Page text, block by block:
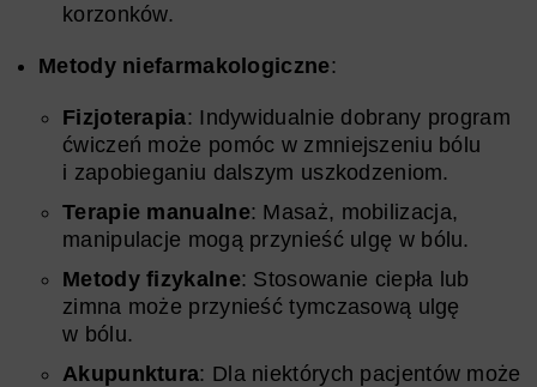
korzonków.
Metody niefarmakologiczne:
Fizjoterapia: Indywidualnie dobrany program
ćwiczeń może pomóc w zmniejszeniu bólu
i zapobieganiu dalszym uszkodzeniom.
Terapie manualne: Masaż, mobilizacja,
manipulacje mogą przynieść ulgę w bólu.
Metody fizykalne: Stosowanie ciepła lub
zimna może przynieść tymczasową ulgę
w bólu.
Akupunktura: Dla niektórych pacjentów może